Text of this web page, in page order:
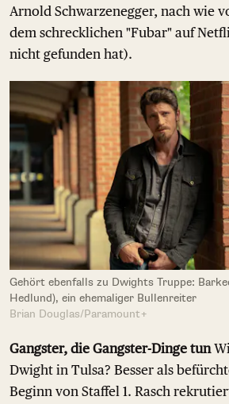
Arnold Schwarzenegger, nach wie
dem schrecklichen "Fubar" auf
nicht gefunden hat).
Gehört ebenfalls zu Dwights Truppe:
Hedlund), ein ehemaliger Bullenreiter
Brian Douglas/Paramount+
Gangster, die Gangster-Dinge tun
Dwight in Tulsa? Besser als
Beginn von Staffel 1. Rasch